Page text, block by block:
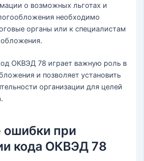
о возможных льготах и
необходимо
органы или к специалистам
ОКВЭД 78 играет важную роль в
и позволяет установить
организации для целей
при
кода ОКВЭД 78